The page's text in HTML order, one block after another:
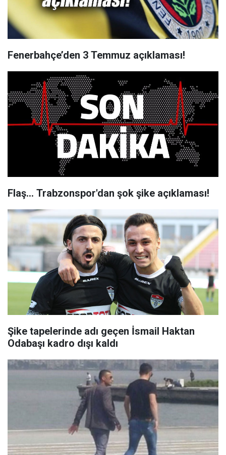
Fenerbahçe’den 3 Temmuz açıklaması!
Flaş... Trabzonspor'dan şok şike açıklaması!
Şike tapelerinde adı geçen İsmail Haktan
Odabaşı kadro dışı kaldı